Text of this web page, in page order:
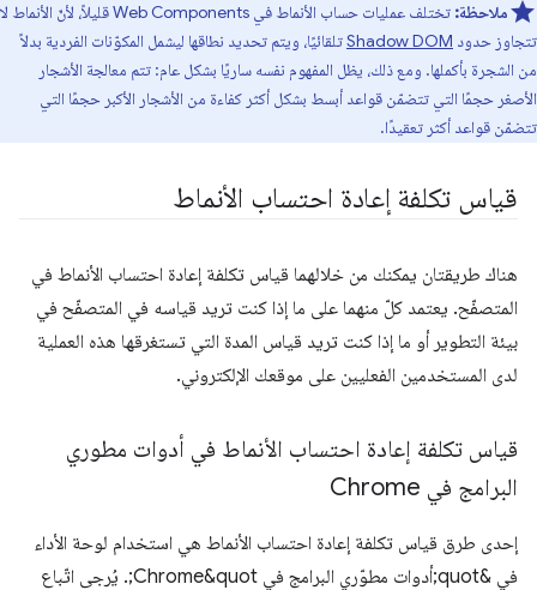
ملاحظة:
تختلف عمليات حساب الأنماط في Web Components قليلاً، لأنّ الأنماط لا
تتجاوز حدود Shadow DOMتلقائيًا، ويتم تحديد نطاقها ليشمل المكوّنات الفردية بدلاً
من الشجرة بأكملها. ومع ذلك، يظل المفهوم نفسه ساريًا بشكل عام: تتم معالجة الأشجار
الأصغر حجمًا التي تتضمّن قواعد أبسط بشكل أكثر كفاءة من الأشجار الأكبر حجمًا التي
تتضمّن قواعد أكثر تعقيدًا.
قياس تكلفة إعادة احتساب الأنماط
هناك طريقتان يمكنك من خلالهما قياس تكلفة إعادة احتساب الأنماط في
المتصفّح. يعتمد كلّ منهما على ما إذا كنت تريد قياسه في المتصفّح في
بيئة التطوير أو ما إذا كنت تريد قياس المدة التي تستغرقها هذه العملية
لدى المستخدمين الفعليين على موقعك الإلكتروني.
قياس تكلفة إعادة احتساب الأنماط في أدوات مطوري
البرامج في Chrome
إحدى طرق قياس تكلفة إعادة احتساب الأنماط هي استخدام لوحة الأداء
في &quot;أدوات مطوّري البرامج في Chrome&quot;. يُرجى اتّباع